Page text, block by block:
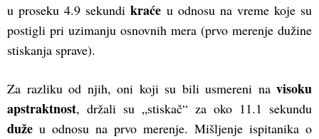
u proseku 4.9 sekundikraće u odnosu na vreme koje su
postigli pri uzimanju osnovnih mera (prvo merenje dužine
stiskanja sprave).
Za razliku od njih, oni koji su bili usmereni na visoku
apstraktnost, držali su „stiskač“ za oko 11.1 sekundu
duže u odnosu na prvo merenje. Mišljenje ispitanika o